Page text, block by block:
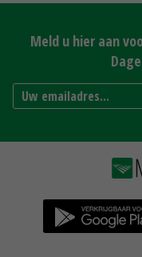
Meld u hier aan